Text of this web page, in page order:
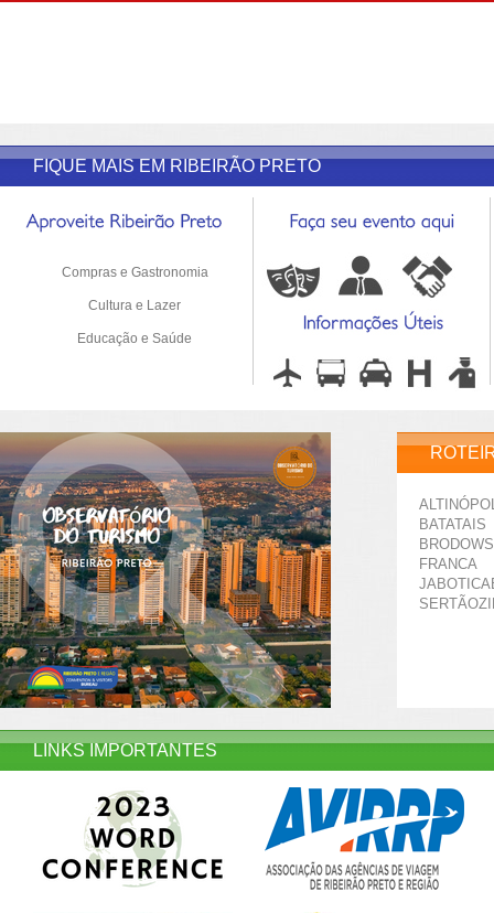
FIQUE MAIS EM RIBEIRÃO PRETO
Compras e Gastronomia
Cultura e Lazer
Educação e Saúde
BATATAIS
FRANCA
LINKS IMPORTANTES